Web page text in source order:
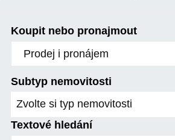
Koupit nebo pronajmout
Prodej i pronájem
Subtyp nemovitosti
Zvolte si typ nemovitosti
Textové hledání